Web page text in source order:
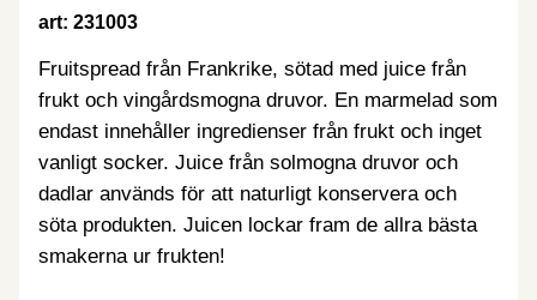
art: 231003
Fruitspread från Frankrike, sötad med juice från
frukt och vingårdsmogna druvor. En marmelad som
endast innehåller ingredienser från frukt och inget
vanligt socker. Juice från solmogna druvor och
dadlar används för att naturligt konservera och
söta produkten. Juicen lockar fram de allra bästa
smakerna ur frukten!